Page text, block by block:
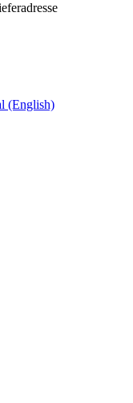
(English)